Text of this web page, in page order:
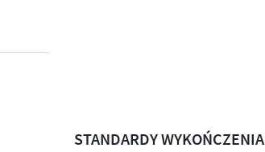
STANDARDY WYKOŃCZENIA